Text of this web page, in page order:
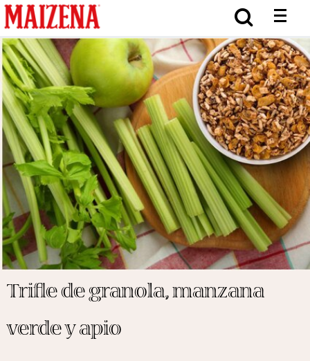
Trifle de granola, manzana
verde y apio